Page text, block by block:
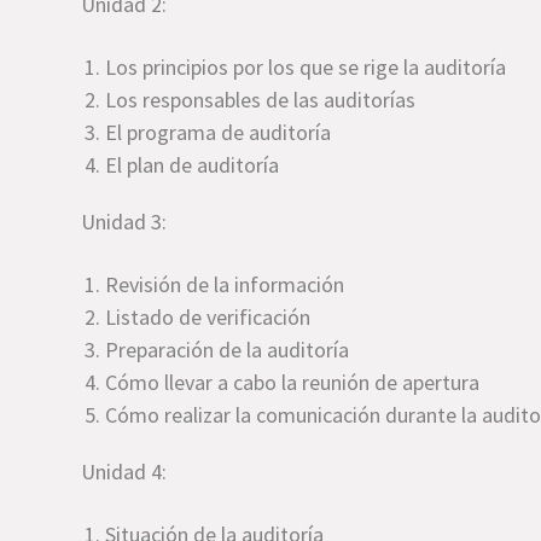
Los principios por los que se rige la auditoría
Los responsables de las auditorías
El programa de auditoría
El plan de auditoría
Unidad 3:
Revisión de la información
Listado de verificación
Preparación de la auditoría
Cómo llevar a cabo la reunión de apertura
Cómo realizar la comunicación durante la
Unidad 4:
Situación de la auditoría